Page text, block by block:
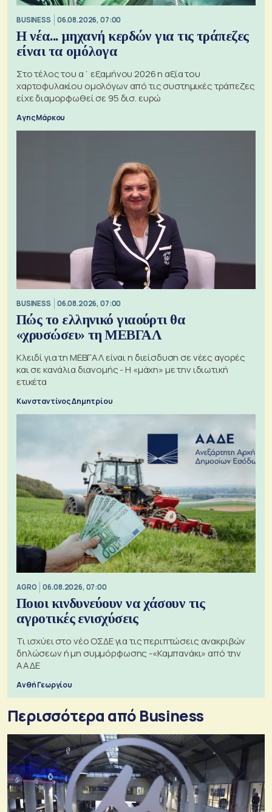
BUSINESS 06.08.2026, 07:00
Η νέα... μηχανή κερδών για τις τράπεζες
είναι τα ομόλογα
Στο τέλος του α΄ εξαμήνου 2026 η αξία του
χαρτοφυλακίου ομολόγων από τις συστημικές τράπεζες
είχε διαμορφωθεί σε 95 δισ. ευρώ
Αγης Μάρκου
BUSINESS 06.08.2026, 07:00
Πώς το ελληνικό γιαούρτι θα
«χρυσώσει» τη ΜΕΒΓΑΛ
Κλειδί για τη ΜΕΒΓΑΛ είναι η διείσδυση σε νέες αγορές
και σε κανάλια διανομής - Η «μάχη» με την ιδιωτική
ετικέτα
Κωνσταντίνος Δημητρίου
AGRO 06.08.2026, 07:00
Ποιοι κινδυνεύουν να χάσουν τις
αγροτικές ενισχύσεις
Τι ισχύει στο νέο ΟΣΔΕ για τις περιπτώσεις ανακριβών
δηλώσεων ή μη συμμόρφωσης -«Καμπανάκι» από την
ΑΑΔΕ
Ανθή Γεωργίου
Περισσότερα από Business